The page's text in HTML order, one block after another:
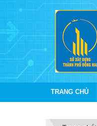
TRANG CHỦ